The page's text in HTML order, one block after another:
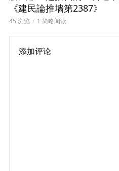
《建民論推墻第2387》
45 浏览 1 简略阅读
添加评论